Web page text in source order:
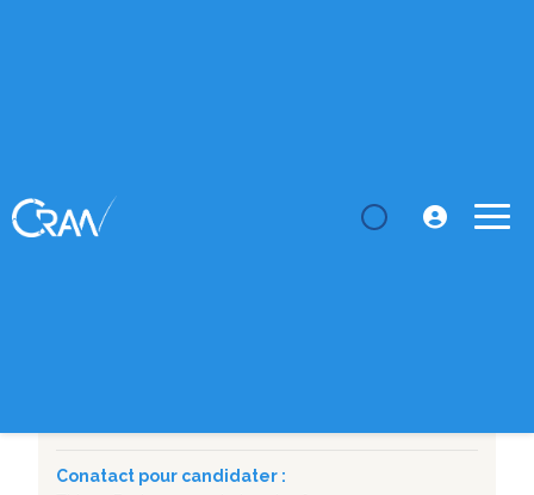
Développement de méthodes d'apprentissage
automatique pour la prédiction de la viabilité et
Conatact pour candidater :